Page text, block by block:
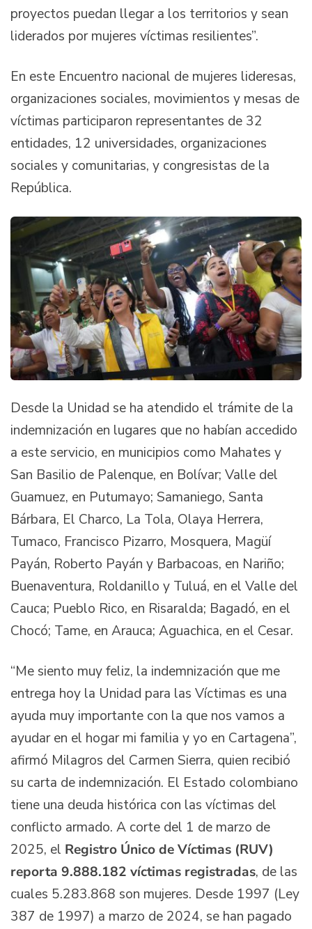
proyectos puedan llegar a los territorios y sean
liderados por mujeres víctimas resilientes”.
En este Encuentro nacional de mujeres lideresas,
organizaciones sociales, movimientos y mesas de
víctimas participaron representantes de 32
entidades, 12 universidades, organizaciones
sociales y comunitarias, y congresistas de la
República.
Desde la Unidad se ha atendido el trámite de la
indemnización en lugares que no habían accedido
a este servicio, en municipios como Mahates y
San Basilio de Palenque, en Bolívar; Valle del
Guamuez, en Putumayo; Samaniego, Santa
Bárbara, El Charco, La Tola, Olaya Herrera,
Tumaco, Francisco Pizarro, Mosquera, Magüí
Payán, Roberto Payán y Barbacoas, en Nariño;
Buenaventura, Roldanillo y Tuluá, en el Valle del
Cauca; Pueblo Rico, en Risaralda; Bagadó, en el
Chocó; Tame, en Arauca; Aguachica, en el Cesar.
“Me siento muy feliz, la indemnización que me
entrega hoy la Unidad para las Víctimas es una
ayuda muy importante con la que nos vamos a
ayudar en el hogar mi familia y yo en Cartagena”,
afirmó Milagros del Carmen Sierra, quien recibió
su carta de indemnización. El Estado colombiano
tiene una deuda histórica con las víctimas del
conflicto armado. A corte del 1 de marzo de
2025, el Registro Único de Víctimas (RUV)
reporta 9.888.182 víctimas registradas, de las
cuales 5.283.868 son mujeres. Desde 1997 (Ley
387 de 1997) a marzo de 2024, se han pagado